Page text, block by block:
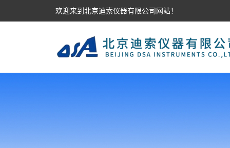
欢迎来到北京迪索仪器有限公司网站！